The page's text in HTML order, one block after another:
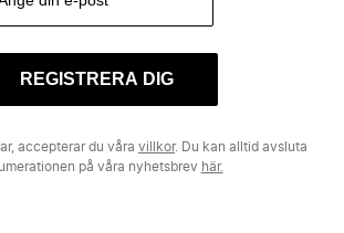
REGISTRERA DIG
accepterar du våra villkor. Du kan alltid avsluta
på våra nyhetsbrev här.